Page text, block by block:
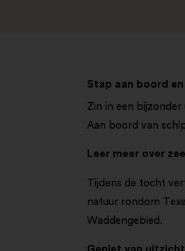
Stap aan boord en
Zin in een
Aan boord van
Leer meer over
Tijdens de tocht
natuur rondom
Waddengebied.